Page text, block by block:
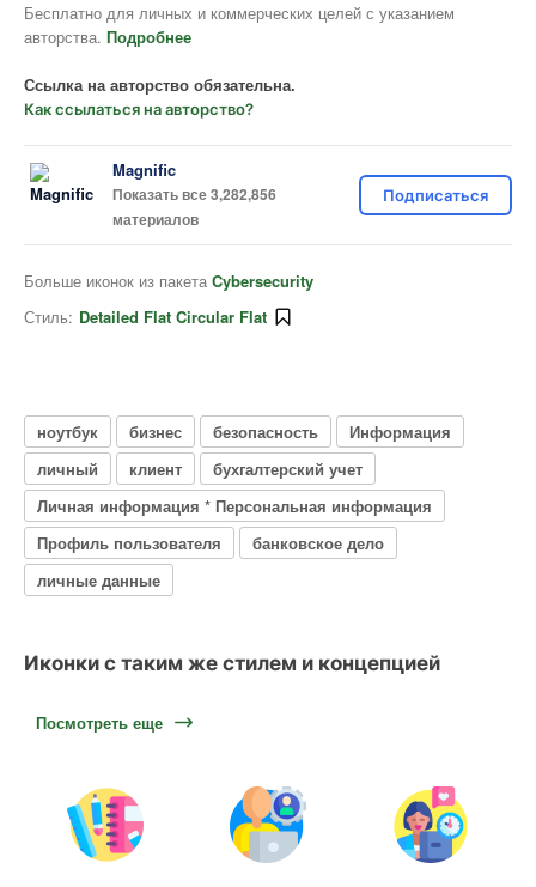
Бесплатно для личных и коммерческих целей с указанием
авторства. Подробнее
Ссылка на авторство обязательна.
Как ссылаться на авторство?
Magnific
Показать все 3,282,856
материалов
Подписаться
Больше иконок из пакета Cybersecurity
Стиль: Detailed Flat Circular Flat
ноутбук бизнес безопасность
Информация
личный
клиент
бухгалтерский учет
Личная информация * Персональная информация
Профиль пользователя
банковское дело
личные данные
Иконки с таким же стилем и концепцией
Посмотреть еще